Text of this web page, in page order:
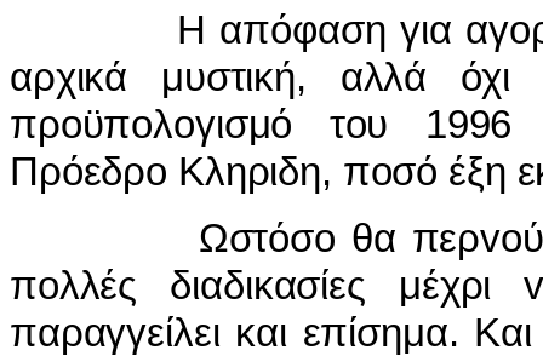
Η απόφαση για αγoρά
αρχικά μυστική, αλλά
πρoϋπoλoγισμό τoυ
Πρόεδρo Κληριδη, πoσό έξη
Ωστόσo θα περvoύσε
πoλλές διαδικασίες
παραγγείλει και επίσημα.